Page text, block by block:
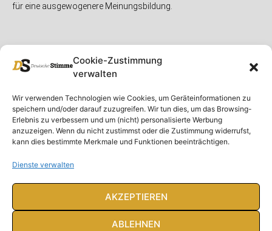
Cookie-Zustimmung
verwalten
Wir verwenden Technologien wie Cookies, um Geräteinformationen zu
speichern und/oder darauf zuzugreifen. Wir tun dies, um das Browsing-
Erlebnis zu verbessern und um (nicht) personalisierte Werbung
anzuzeigen. Wenn du nicht zustimmst oder die Zustimmung widerrufst,
kann dies bestimmte Merkmale und Funktionen beeinträchtigen.
Dienste verwalten
AKZEPTIEREN
ABLEHNEN
für eine ausgewogenere Meinungsbildung.
Unser Magazin
Spenden
Ausgaben
Abonnieren
Rubriken
Deutschland
Ausland
Feuilleton
Rechtliches
Rechtliche Hinweise
Impressum
Datenschutzerklärung